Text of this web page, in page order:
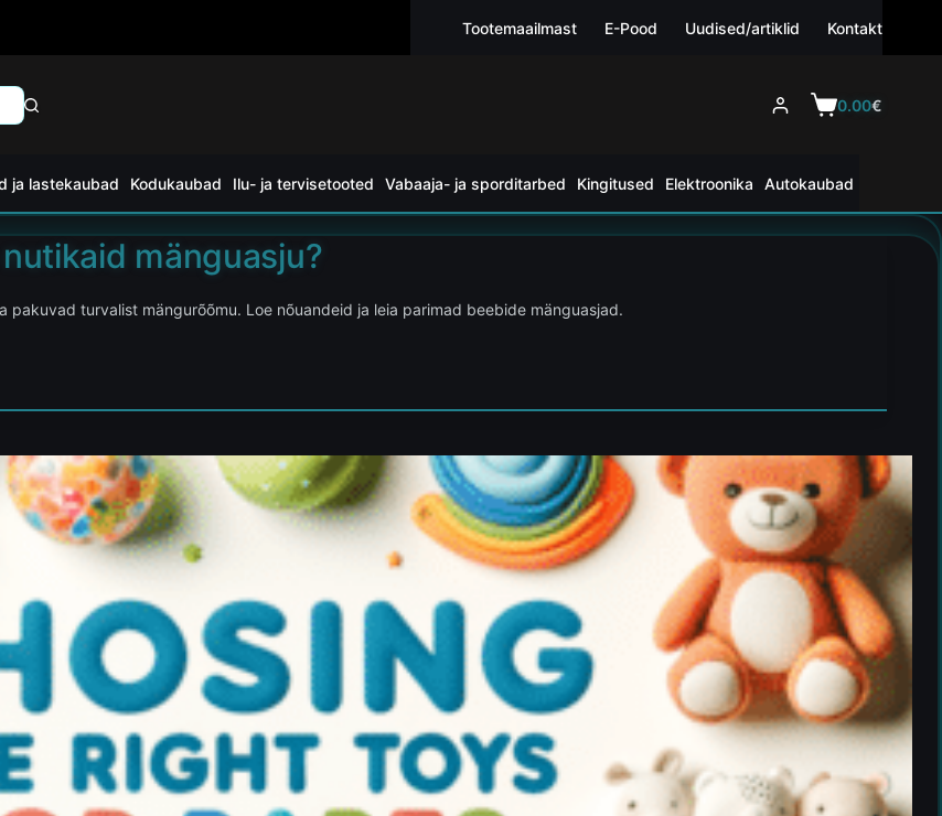
Tootemaailmast E-Pood Uudised/artiklid Kontakt
0.00€
ja lastekaubad Kodukaubad Ilu- ja tervisetooted Vabaaja- ja sporditarbed Kingitused Elektroonika Autokaubad
mänguasju?
turvalist mängurõõmu. Loe nõuandeid ja leia parimad beebide mänguasjad.